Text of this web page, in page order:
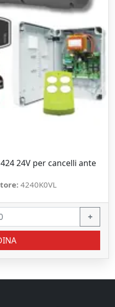
24V per cancelli ante
4240K0VL
+